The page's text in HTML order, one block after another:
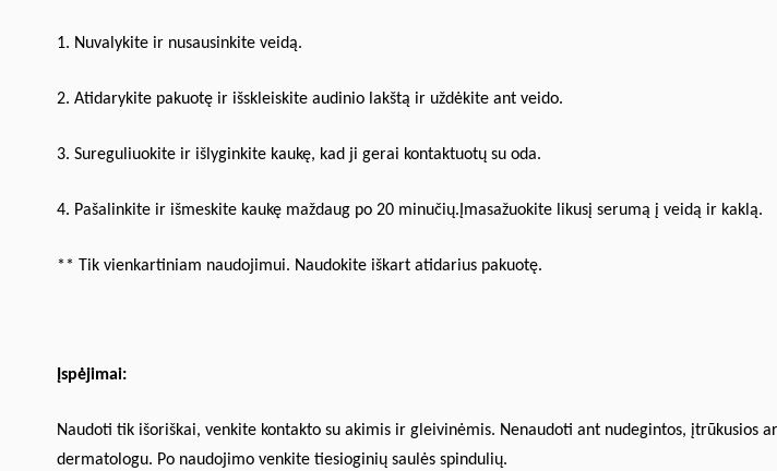
1. Nuvalykite ir nusausinkite veidą.
2. Atidarykite pakuotę ir išskleiskite audinio lakštą ir uždėkite ant veido.
3. Sureguliuokite ir išlyginkite kaukę, kad ji gerai kontaktuotų su oda.
4. Pašalinkite ir išmeskite kaukę maždaug po 20 minučių.Įmasažuokite likusį serumą į veidą ir kaklą.
** Tik vienkartiniam naudojimui. Naudokite iškart atidarius pakuotę.
Įspėjimai:
Naudoti tik išoriškai, venkite kontakto su akimis ir gleivinėmis. Nenaudoti ant nudegintos, įtrūkusios
dermatologu. Po naudojimo venkite tiesioginių saulės spindulių.